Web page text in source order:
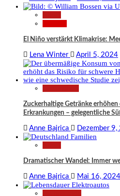
El Niño verstärkt Klimakrise:
Lena Winter April 5, 2024
Zuckerhaltige Getränke
Erkrankungen – gelegentliche
Anne Bajrica Dezember
Dramatischer Wandel: Immer
Anne Bajrica Mai 16, 2024